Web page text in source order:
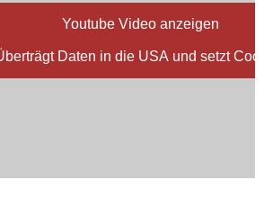
Youtube Video anzeigen
Daten in die USA und setzt